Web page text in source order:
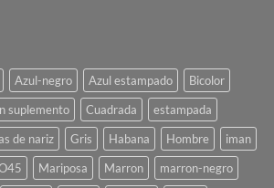
Azul-negro Azul estampado
Bicolor
suplemento Cuadrada
estampada
de nariz Gris Habana Hombre
iman
Mariposa Marron
marron-negro